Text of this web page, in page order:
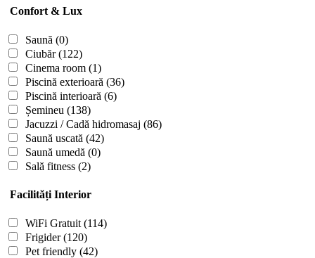
Confort & Lux
Saună (0)
Ciubăr(122)
Cinema room (1)
Piscină exterioară (36)
Piscină interioară (6)
Șemineu (138)
Jacuzzi / Cadă hidromasaj (86)
Saună uscată (42)
Saună umedă (0)
Sală fitness (2)
Facilități Interior
WiFi Gratuit (114)
Frigider(120)
Pet friendly (42)